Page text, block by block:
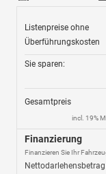
Listenpreise ohne
Überführungskosten
Sie sparen:
Gesamtpreis
incl. 19%
Finanzierung
Finanzieren Sie Ihr
Nettodarlehensbetrag